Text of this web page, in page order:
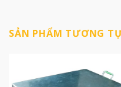
SẢN PHẨM TƯƠNG